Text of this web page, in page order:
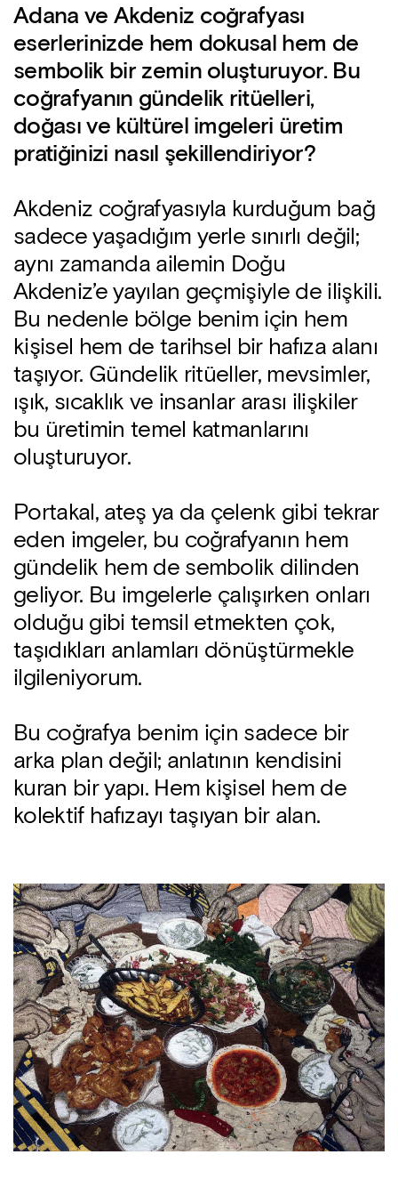
Adana ve Akdeniz coğrafyası
eserlerinizde hem dokusal hem de
sembolik bir zemin oluşturuyor. Bu
coğrafyanın gündelik ritüelleri,
doğası ve kültürel imgeleri üretim
pratiğinizi nasıl şekillendiriyor?
Akdeniz coğrafyasıyla kurduğum bağ
sadece yaşadığım yerle sınırlı değil;
aynı zamanda ailemin Doğu
Akdeniz’e yayılan geçmişiyle de ilişkili.
Bu nedenle bölge benim için hem
kişisel hem de tarihsel bir hafıza alanı
taşıyor. Gündelik ritüeller, mevsimler,
ışık, sıcaklık ve insanlar arası ilişkiler
bu üretimin temel katmanlarını
oluşturuyor.
Portakal, ateş ya da çelenk gibi tekrar
eden imgeler, bu coğrafyanın hem
gündelik hem de sembolik dilinden
geliyor. Bu imgelerle çalışırken onları
olduğu gibi temsil etmekten çok,
taşıdıkları anlamları dönüştürmekle
ilgileniyorum.
Bu coğrafya benim için sadece bir
arka plan değil; anlatının kendisini
kuran bir yapı. Hem kişisel hem de
kolektif hafızayı taşıyan bir alan.